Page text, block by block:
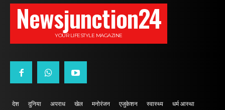
Newsjunction24
YOUR LIFESTYLE MAGAZINE
देश दुनिया अपराध खेल मनोरंजन एजुकेशन स्वास्थ्य धर्म आस्था